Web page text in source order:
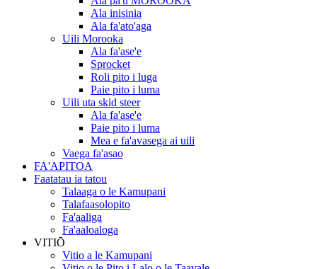
Ala inisinia
Ala fa'ato'aga
Uili Morooka
Ala fa'ase'e
Sprocket
Roli pito i luga
Paie pito i luma
Uili uta skid steer
Ala fa'ase'e
Paie pito i luma
Mea e fa'avasega ai uili
Vaega fa'asao
FA'APITOA
Faatatau ia tatou
Talaaga o le Kamupani
Talafaasolopito
Fa'aaliga
Fa'aaloaloga
VITIŌ
Vitio a le Kamupani